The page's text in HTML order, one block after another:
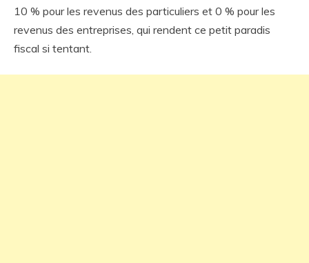
10 % pour les revenus des particuliers et 0 % pour les
revenus des entreprises, qui rendent ce petit paradis
fiscal si tentant.